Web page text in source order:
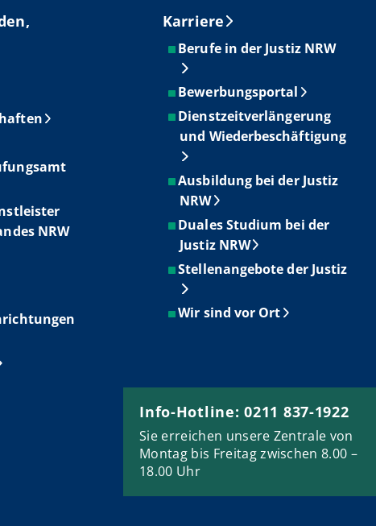
NRW
Karriere
Berufe in der Justiz NRW
Bewerbungsportal
Dienstzeitverlängerung
und Wiederbeschäftigung
Ausbildung bei der Justiz
NRW
Duales Studium bei der
Justiz NRW
Stellenangebote der Justiz
Wir sind vor Ort
Info-Hotline: 0211 837-1922
Sie erreichen unsere Zentrale von
Montag bis Freitag zwischen 8.00 –
18.00 Uhr